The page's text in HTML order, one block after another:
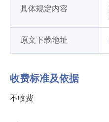
具体规定内容
原文下载地址
收费标准及依据
不收费